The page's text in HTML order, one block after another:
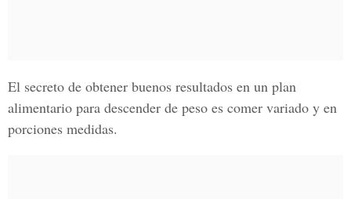
El secreto de obtener buenos resultados en un plan
alimentario para descender de peso es comer variado y en
porciones medidas.